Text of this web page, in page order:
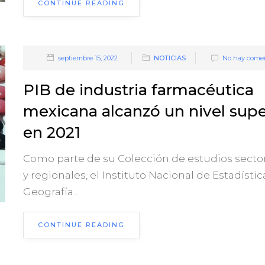
CONTINUE READING
septiembre 15, 2022 NOTICIAS No hay
PIB de industria farmacéutica
mexicana alcanzó un nivel
en 2021
Como parte de su Colección de estudios
y regionales, el Instituto Nacional de
Geografía...
CONTINUE READING